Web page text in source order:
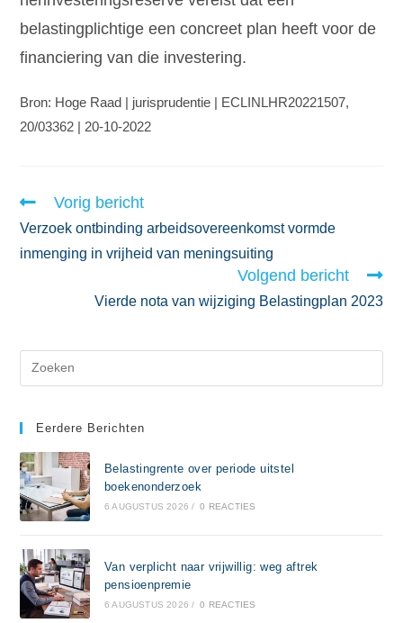
belastingplichtige een concreet plan heeft voor de
financiering van die investering.
Bron: Hoge Raad | jurisprudentie | ECLINLHR20221507,
20/03362 | 20-10-2022
Vorig bericht
Verzoek ontbinding arbeidsovereenkomst vormde
inmenging in vrijheid van meningsuiting
Volgend bericht
Vierde nota van wijziging Belastingplan 2023
Eerdere Berichten
Belastingrente over periode uitstel
boekenonderzoek
6 AUGUSTUS 2026 / 0 REACTIES
Van verplicht naar vrijwillig: weg aftrek
pensioenpremie
6 AUGUSTUS 2026 / 0 REACTIES